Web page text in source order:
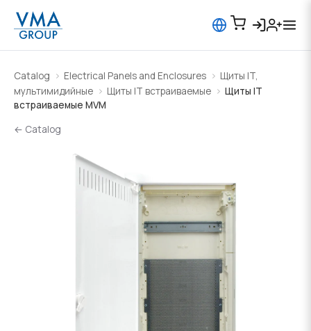
Catalog Electrical Panels and Enclosures
Щиты IT,
мультимидийные
Щиты IT встраиваемые
Щиты IT
встраиваемые MVM
← Catalog